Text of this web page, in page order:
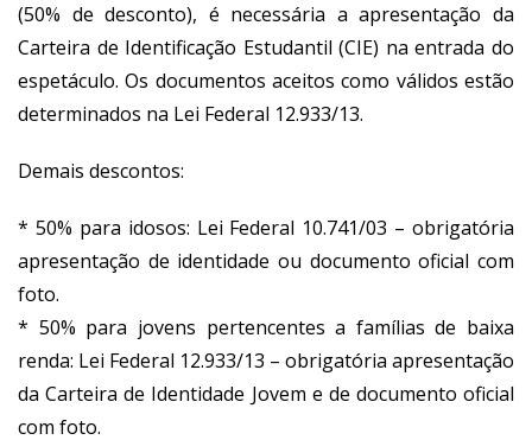
(50% de desconto), é necessária a apresentação da
Carteira de Identificação Estudantil (CIE) na entrada do
espetáculo. Os documentos aceitos como válidos estão
determinados na Lei Federal 12.933/13.
Demais descontos:
* 50% para idosos: Lei Federal 10.741/03 – obrigatória
apresentação de identidade ou documento oficial com
foto.
* 50% para jovens pertencentes a famílias de baixa
renda: Lei Federal 12.933/13 – obrigatória apresentação
da Carteira de Identidade Jovem e de documento oficial
com foto.